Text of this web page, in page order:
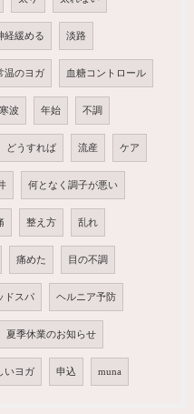
経緩める 淡路
温のヨガ 血糖コントロール
寒波 年始 不調
どうすれば 流産 ケア
何となく調子が悪い
整え方 乱れ
痛めた 目の不調
ドスパ ヘルニア予防
夏季休業のお知らせ
いヨガ 申込 muna